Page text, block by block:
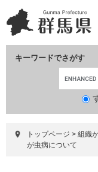
ー
ジ
ニ
ュ
て
キーワードでさがす
トップページ > 組織
が虫病について